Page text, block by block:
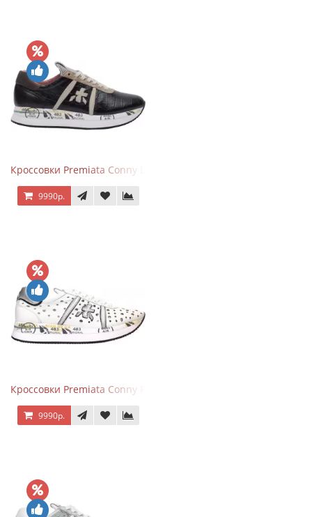
Кроссовки Premiata Conny Leather Black Brown
9990р.
Кроссовки Premiata Conny Perforated White
9990р.